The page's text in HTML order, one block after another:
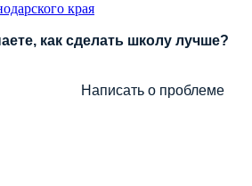
края
как сделать школу лучше?
Написать о проблеме